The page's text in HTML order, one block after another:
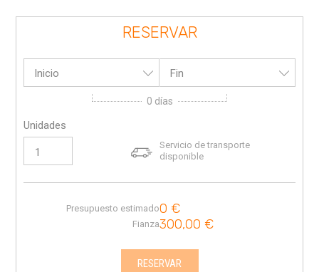
RESERVAR
Inicio Fin
0 días
Unidades
Servicio de transporte
disponible
Presupuesto estimado0 €
Fianza300,00 €
RESERVAR